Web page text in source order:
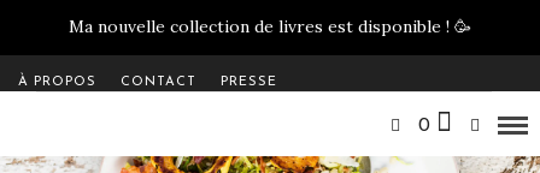
Ma nouvelle collection de livres est disponible ! 🥳
À PROPOS CONTACT PRESSE
0